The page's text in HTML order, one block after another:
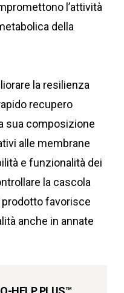
l’attività
della
la resilienza
recupero
sua composizione
alle membrane
e funzionalità dei
la cascola
prodotto favorisce
anche in annate